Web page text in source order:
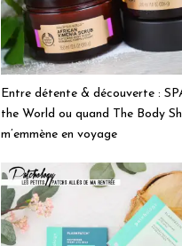
Entre détente & découverte :
the World ou quand The Body
m’emmène en voyage